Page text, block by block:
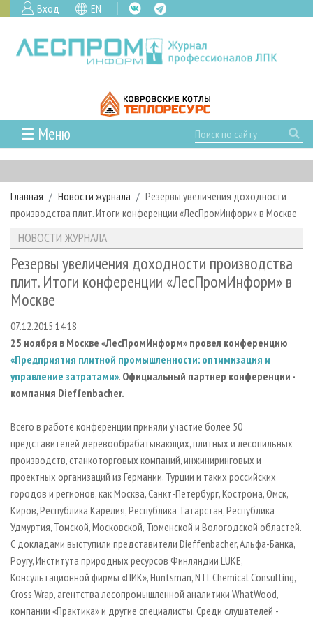
Вход EN
☰ Меню
ГЛАВНАЯ
РУБРИКИ И ТЕМЫ
РУБРИКИ ЖУРНАЛА
ЛЕСОЗАГОТОВКА
ЛЕСОПИЛЕНИЕ
ДЕРЕВООБРАБОТКА
СУШКА ДРЕВЕСИНЫ
ПРОИЗВОДСТВО ДРЕВЕСНЫХ ПЛИТ
ДЕРЕВЯННОЕ ДОМОСТРОЕНИЕ
ПРОИЗВОДСТВО МЕБЕЛИ
ЦБП
ИНСТРУМЕНТ И МАТЕРИАЛЫ
НОВОСТИ
НОВОСТИ ЛПК
НОВОСТИ ЖУРНАЛА
НОВОСТИ КОМПАНИЙ
ПРОЕКТЫ ЛПИ
АНАЛИТИКА
ПРЕДПРИЯТИЯ ЛПК
ЛЕСНЫЕ РЕГИОНЫ РОССИИ
ПЕРСОНЫ
МОБИЛЬНЫЕ ВЫСТАВКИ
ОФИЦИАЛЬНЫЕ ДЕЛЕГАЦИИ
ПРИОРИТЕТНЫЕ ИНВЕСТПРОЕКТЫ
ГАЗЕТА ЛЕСПРОМФОРУМ
БИБЛИОТЕКА СПЕЦИАЛИСТА
АРХИВ ЖУРНАЛОВ
СТАТЬИ
О ЖУРНАЛЕ
ПОДПИСКА
КОНТАКТЫ
РЕКЛАМОДАТЕЛЯМ
РЕКЛАМА
РЕКЛАМА НА САЙТЕ
Главная Новости журнала
Резервы увеличения доходности
производства плит. Итоги конференции «ЛесПромИнформ» в Москве
НОВОСТИ ЖУРНАЛА
Резервы увеличения доходности производства
плит. Итоги конференции «ЛесПромИнформ» в
Москве
07.12.2015 14:18
25 ноября в Москве «ЛесПромИнформ» провел конференцию
«Предприятия плитной промышленности: оптимизация и
управление затратами». Официальный партнер конференции -
компания Dieffenbacher.
Всего в работе конференции приняли участие более 50
представителей деревообрабатывающих, плитных и лесопильных
производств, станкоторговых компаний, инжиниринговых и
проектных организаций из Германии, Турции и таких российских
городов и регионов, как Москва, Санкт-Петербург, Кострома, Омск,
Киров, Республика Карелия, Республика Татарстан, Республика
Удмуртия, Томской, Московской, Тюменской и Вологодской областей.
С докладами выступили представители Dieffenbacher, Альфа-Банка,
Poyry, Института природных ресурсов Финляндии LUKE,
Консультационной фирмы «ПИК», Huntsman, NTL Chemical Consulting,
Cross Wrap, агентства лесопромышленной аналитики WhatWood,
компании «Практика» и другие специалисты. Среди слушателей -